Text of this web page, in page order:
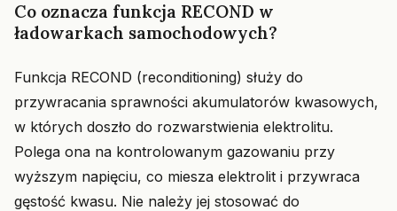
Co oznacza funkcja RECOND w
ładowarkach samochodowych?
Funkcja RECOND (reconditioning) służy do
przywracania sprawności akumulatorów kwasowych,
w których doszło do rozwarstwienia elektrolitu.
Polega ona na kontrolowanym gazowaniu przy
wyższym napięciu, co miesza elektrolit i przywraca
gęstość kwasu. Nie należy jej stosować do